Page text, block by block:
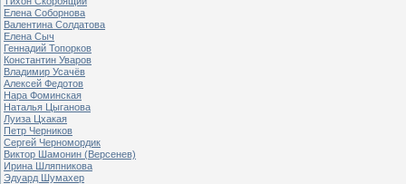
Елена Соборнова
Валентина Солдатова
Елена Сыч
Геннадий Топорков
Константин Уваров
Владимир Усачёв
Алексей Федотов
Нара Фоминская
Наталья Цыганова
Луиза Цхакая
Петр Черников
Сергей Черномордик
Виктор Шамонин (Версенев)
Ирина Шляпникова
Эдуард Шумахер